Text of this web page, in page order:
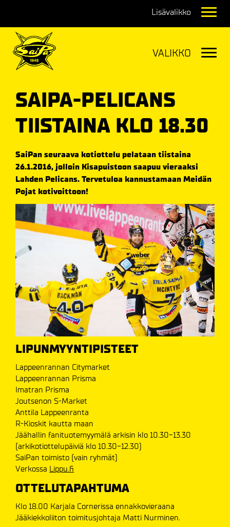
SAIPA-PELICANS
TIISTAINA KLO 18.30
SaiPan seuraava kotiottelu pelataan tiistaina
26.1.2016, jolloin Kisapuistoon saapuu vieraaksi
Lahden Pelicans. Tervetuloa kannustamaan Meidän
Pojat kotivoittoon!
LIPUNMYYNTIPISTEET
Lappeenrannan Citymarket
Lappeenrannan Prisma
Imatran Prisma
Joutsenon S-Market
Anttila Lappeenranta
R-Kioskit kautta maan
Jäähallin fanituotemyymälä arkisin klo 10.30-13.30
(arkikotiottelupäiviä klo 10.30-12.30)
SaiPan toimisto (vain ryhmät)
Verkossa Lippu.fi
OTTELUTAPAHTUMA
Klo 18.00 Karjala Cornerissa ennakkovieraana
Jääkiekkoliiton toimitusjohtaja Matti Nurminen.